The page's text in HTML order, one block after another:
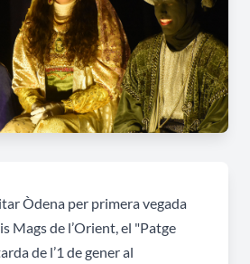
Òdena per primera vegada
Mags de l’Orient, el "Patge
de l’1 de gener al